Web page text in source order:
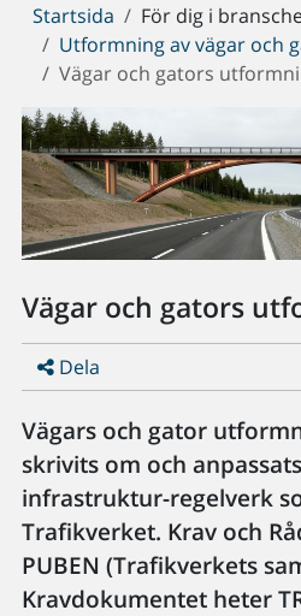
Du
är
här:
Startsida För dig i
Utformning av vägar och
Vägar och gators
Vägar och gators
Dela
Vägars och gator
skrivits om och
infrastruktur-regelverk
Trafikverket. Krav och
PUBEN (Trafikverkets
Kravdokumentet heter